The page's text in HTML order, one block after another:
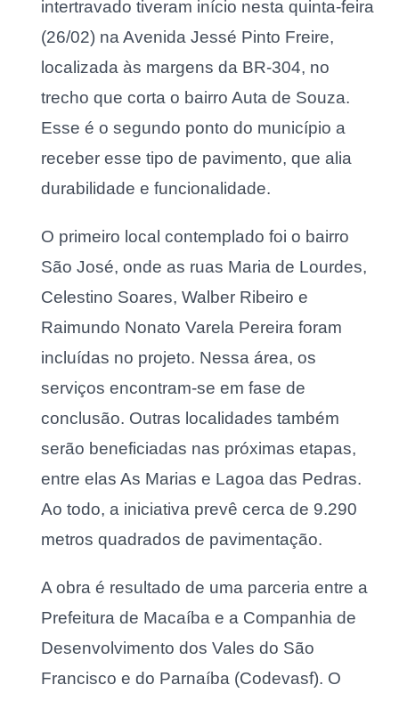
intertravado tiveram início nesta quinta-feira
(26/02) na Avenida Jessé Pinto Freire,
localizada às margens da BR-304, no
trecho que corta o bairro Auta de Souza.
Esse é o segundo ponto do município a
receber esse tipo de pavimento, que alia
durabilidade e funcionalidade.
O primeiro local contemplado foi o bairro
São José, onde as ruas Maria de Lourdes,
Celestino Soares, Walber Ribeiro e
Raimundo Nonato Varela Pereira foram
incluídas no projeto. Nessa área, os
serviços encontram-se em fase de
conclusão. Outras localidades também
serão beneficiadas nas próximas etapas,
entre elas As Marias e Lagoa das Pedras.
Ao todo, a iniciativa prevê cerca de 9.290
metros quadrados de pavimentação.
A obra é resultado de uma parceria entre a
Prefeitura de Macaíba e a Companhia de
Desenvolvimento dos Vales do São
Francisco e do Parnaíba (Codevasf). O